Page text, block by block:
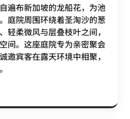
遍布新加坡的龙船花，为池
庭院周围环绕着圣淘沙的葱
轻柔微风与层叠枝叶之间，
间。这座庭院专为亲密聚会
邀宾客在露天环境中相聚，